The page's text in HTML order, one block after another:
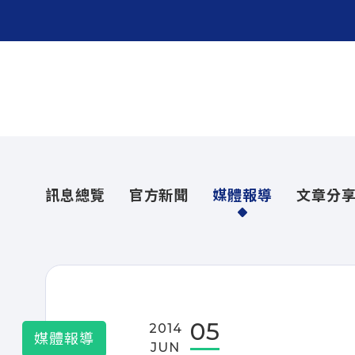
訊息總覽 官方新聞 媒體報導 文章分
媒體報導
2014
JUN
05